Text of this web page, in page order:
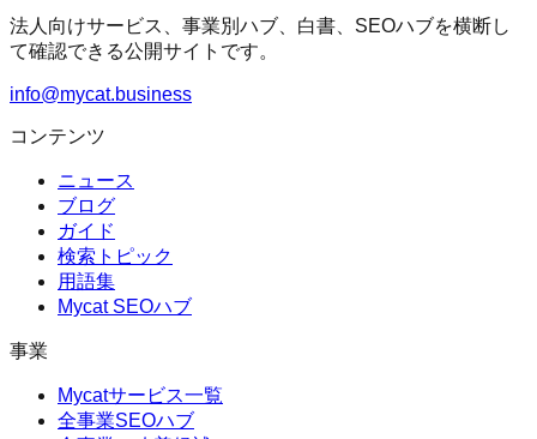
法人向けサービス、事業別ハブ、白書、SEOハブを横断し
て確認できる公開サイトです。
info@mycat.business
コンテンツ
ニュース
ブログ
ガイド
検索トピック
用語集
Mycat SEOハブ
事業
Mycatサービス一覧
全事業SEOハブ